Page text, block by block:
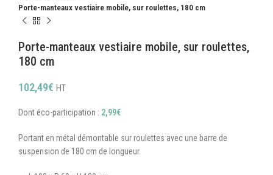
Porte-manteaux vestiaire mobile, sur roulettes, 180 cm
Porte-manteaux vestiaire mobile, sur roulettes,
180 cm
102,49€ HT
Dont éco-participation : 2,99€
Portant en métal démontable sur roulettes avec une barre de
suspension de 180 cm de longueur.